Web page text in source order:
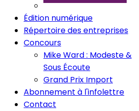
Édition numérique
Répertoire des entreprises
Concours
Mike Ward : Modeste &
Sous Écoute
Grand Prix Import
Abonnement à l'infolettre
Contact